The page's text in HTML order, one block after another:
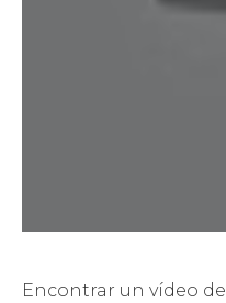
Encontrar un vídeo